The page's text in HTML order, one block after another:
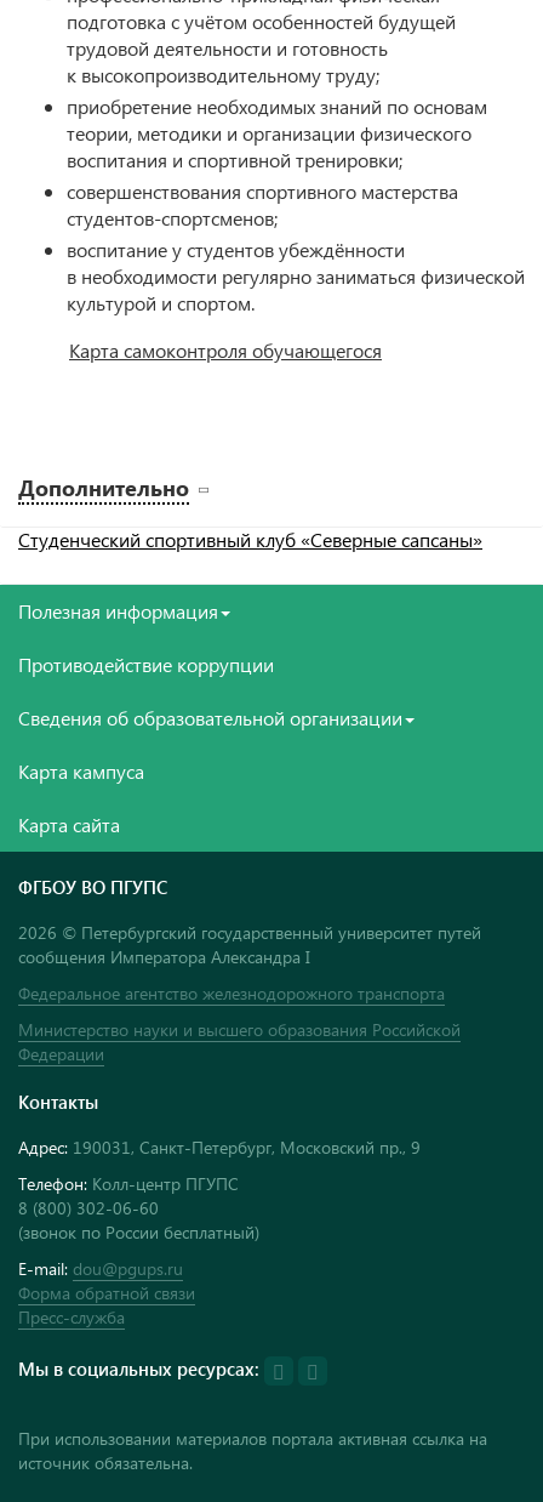
подготовка с учётом особенностей будущей
трудовой деятельности и готовность
к высокопроизводительному труду;
приобретение необходимых знаний по основам
теории, методики и организации физического
воспитания и спортивной тренировки;
совершенствования спортивного мастерства
студентов-спортсменов;
воспитание у студентов убеждённости
в необходимости регулярно заниматься физической
культурой и спортом.
Карта самоконтроля обучающегося
Дополнительно
Студенческий спортивный клуб «Северные сапсаны»
Полезная информация
Противодействие коррупции
Сведения об образовательной организации
Карта кампуса
Карта сайта
ФГБОУ ВО ПГУПС
2026 © Петербургский государственный университет путей
сообщения Императора Александра I
Федеральное агентство железнодорожного транспорта
Министерство науки и высшего образования Российской
Федерации
Контакты
Адрес: 190031, Санкт-Петербург, Московский пр., 9
Телефон: Колл-центр ПГУПС
8 (800) 302-06-60
(звонок по России бесплатный)
E-mail: dou@pgups.ru
Форма обратной связи
Пресс-служба
Мы в социальных ресурсах:
При использовании материалов портала активная ссылка на
источник обязательна.